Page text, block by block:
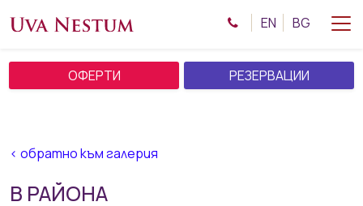
EN BG
ОФЕРТИ РЕЗЕРВАЦИИ
< обратно към галерия
В РАЙОНА